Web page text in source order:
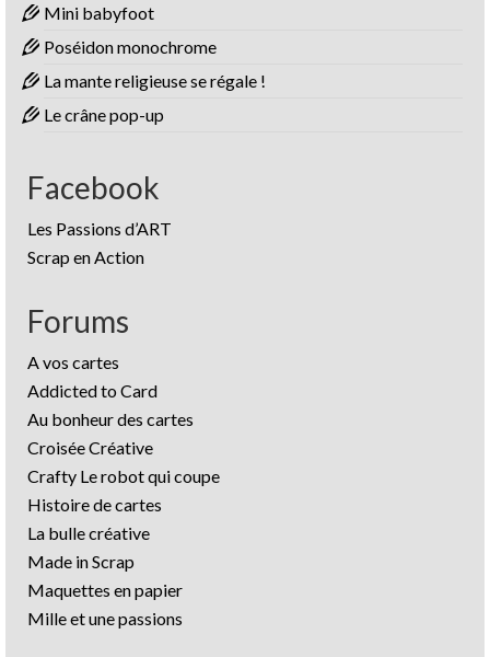
Mini babyfoot
Poséidon monochrome
La mante religieuse se régale !
Le crâne pop-up
Facebook
Les Passions d’ART
Scrap en Action
Forums
A vos cartes
Addicted to Card
Au bonheur des cartes
Croisée Créative
Crafty Le robot qui coupe
Histoire de cartes
La bulle créative
Made in Scrap
Maquettes en papier
Mille et une passions